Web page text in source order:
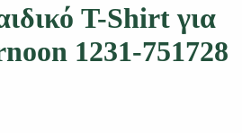
T-Shirt για
1231-751728